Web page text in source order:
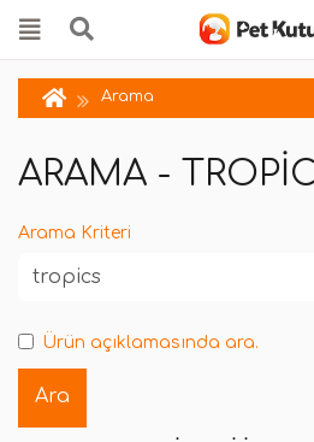
Arama
ARAMA -
Arama Kriteri
Ürün açıklamasında ara.